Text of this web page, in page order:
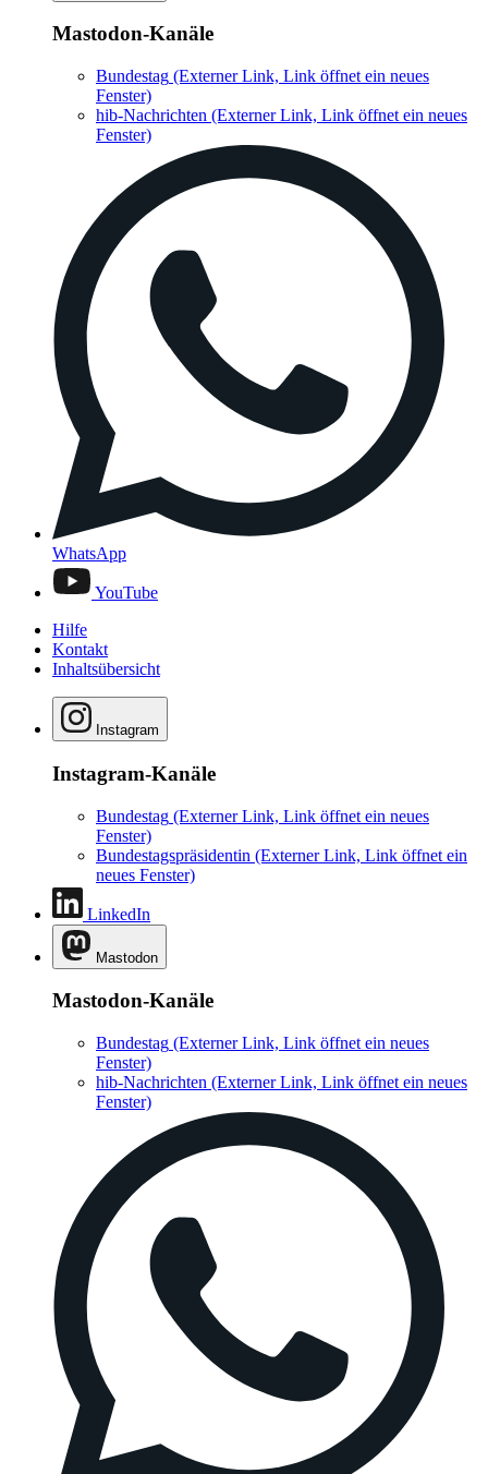
Mastodon-Kanäle
Bundestag (Externer Link, Link öffnet ein neues
Fenster)
hib-Nachrichten (Externer Link, Link öffnet ein neues
Fenster)
WhatsApp
YouTube
Hilfe
Kontakt
Inhaltsübersicht
Instagram
Instagram-Kanäle
Bundestag (Externer Link, Link öffnet ein neues
Fenster)
Bundestagspräsidentin (Externer Link, Link öffnet ein
neues Fenster)
LinkedIn
Mastodon
Mastodon-Kanäle
Bundestag (Externer Link, Link öffnet ein neues
Fenster)
hib-Nachrichten (Externer Link, Link öffnet ein neues
Fenster)